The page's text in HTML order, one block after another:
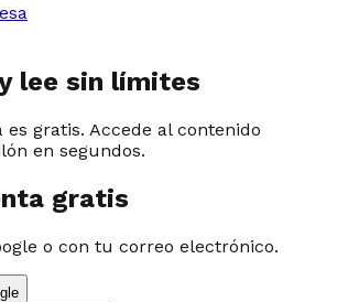
lee sin límites
gratis. Accede al contenido
en segundos.
gratis
o con tu correo electrónico.